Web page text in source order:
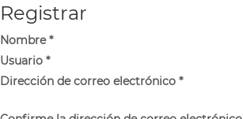
Registrar
Nombre*
Usuario *
Dirección de correo electrónico *